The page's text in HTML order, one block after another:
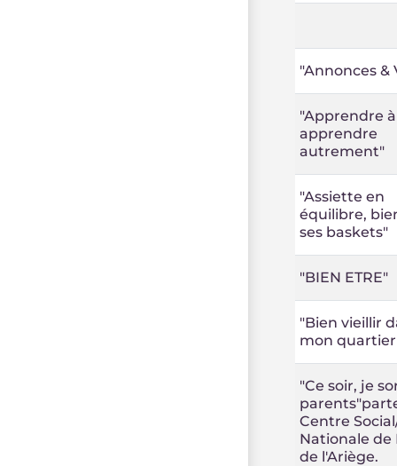
"Annonces &
"Apprendre à
apprendre
autrement"
"Assiette en
équilibre,
ses baskets"
"BIEN ETRE"
"Bien vieillir
mon
"Ce soir, je
Centre
Nationale de
de l'Ariège.